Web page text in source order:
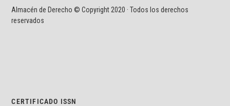
Almacén de Derecho © Copyright 2020 · Todos los derechos
reservados
CERTIFICADO ISSN